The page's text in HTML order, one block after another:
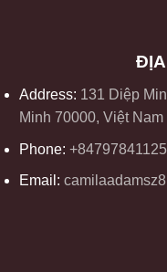
ĐỊA
Address: 131 Diệp
Minh 70000, Việt Nam
Phone: +84797841125
Email: